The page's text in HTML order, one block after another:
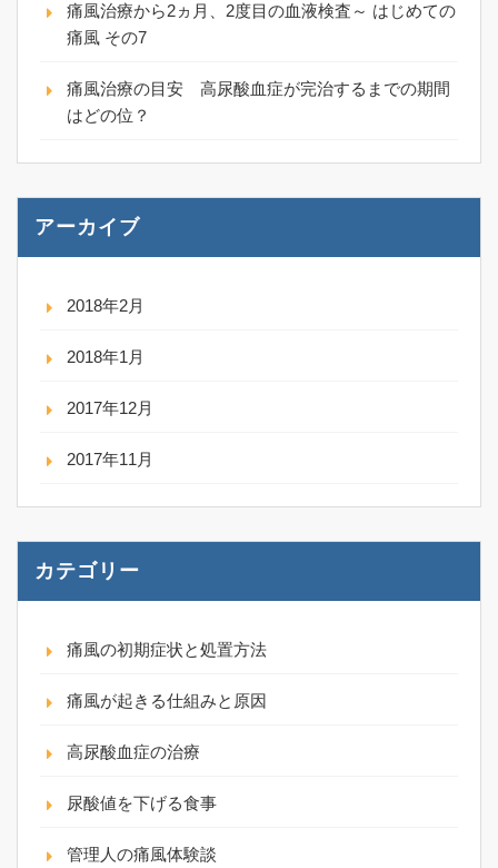
痛風治療から2ヵ月、2度目の血液検査～ はじめての
痛風 その7
痛風治療の目安 高尿酸血症が完治するまでの期間
はどの位？
アーカイブ
2018年2月
2018年1月
2017年12月
2017年11月
カテゴリー
痛風の初期症状と処置方法
痛風が起きる仕組みと原因
高尿酸血症の治療
尿酸値を下げる食事
管理人の痛風体験談